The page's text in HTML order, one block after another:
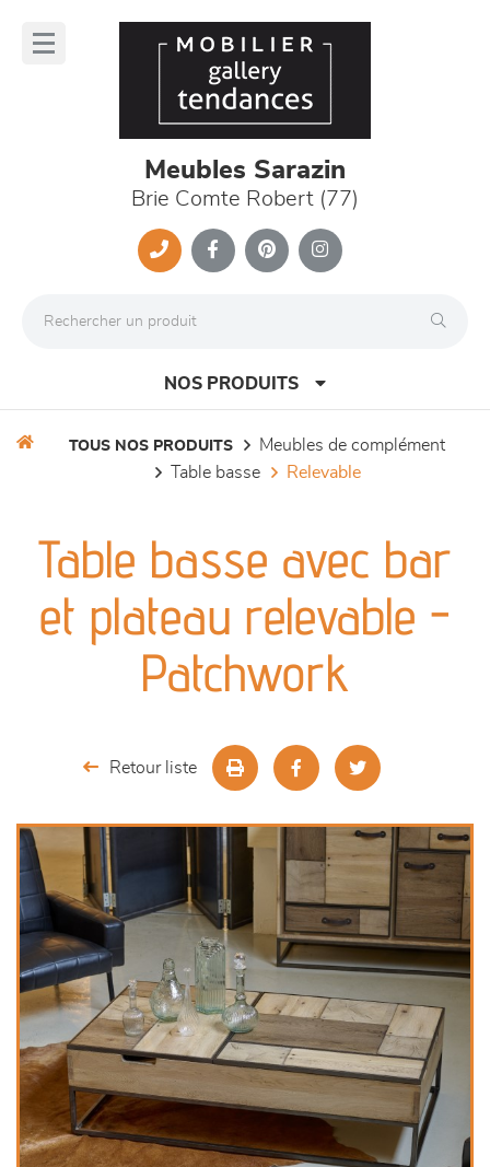
Meubles Sarazin
Brie Comte Robert (77)
NOS PRODUITS
séjours
meubles de complément
chambres et dressing
TOUS NOS PRODUITS
meubles de complément
table basse
relevable
Table basse avec bar
et plateau relevable -
Patchwork
Retour liste